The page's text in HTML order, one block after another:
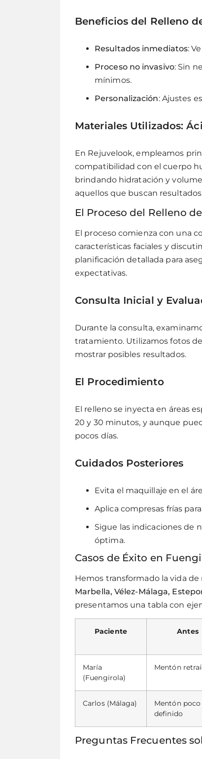
Beneficios del Relleno
Resultados inmediatos:
Proceso no invasivo: Sin
mínimos.
Personalización: Ajustes
Materiales Utilizados:
En Rejuvelook, empleamos
compatibilidad con el cuerpo
brindando hidratación y
aquellos que buscan
El Proceso del Relleno
El proceso comienza con una
características faciales y
planificación detallada para
expectativas.
Consulta Inicial y
Durante la consulta,
tratamiento. Utilizamos fotos
mostrar posibles resultados.
El Procedimiento
El relleno se inyecta en áreas
20 y 30 minutos, y aunque
pocos días.
Cuidados Posteriores
Evita el maquillaje en el
Aplica compresas frías
Sigue las indicaciones de
óptima.
Casos de Éxito en
Hemos transformado la vida
Marbella, Vélez-Málaga,
presentamos una tabla con
Paciente Antes
María
(Fuengirola)
Mentón
Carlos (Málaga)
Mentón poco
definido
Preguntas Frecuentes